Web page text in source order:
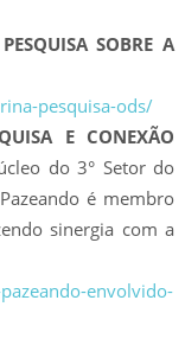
SOBRE A
pesquisa-ods/
E CONEXÃO
do 3° Setor do
é membro
sinergia com a
envolvido-